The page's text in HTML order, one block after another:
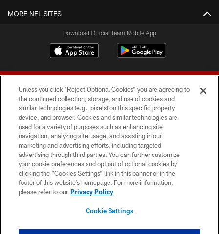
MORE NFL SITES
Download Official Team Mobile App
© 2026 Forty Niners Football Company LLC
TERMS AND CONDITIONS
PRIVACY POLICY
ACCESSIBILITY
CONTACT US
Unless you click “Reject Optional Cookies” you are agreeing to
the continued collection, storage, and use of cookies and
similar technologies (e.g., pixels) on this specific property,
device, and browser. Cookies and similar technologies are
used for a variety of purposes such as enhancing site
navigation, analyzing site usage, and assisting in our
marketing and advertising efforts, including targeted
advertising through third parties. You can further customize
your cookie preferences and opt out of optional cookies by
clicking the “Cookies Settings” link in this banner or in the
footer of this website’s homepage. For more information,
please refer to our Privacy Policy
Cookie Settings